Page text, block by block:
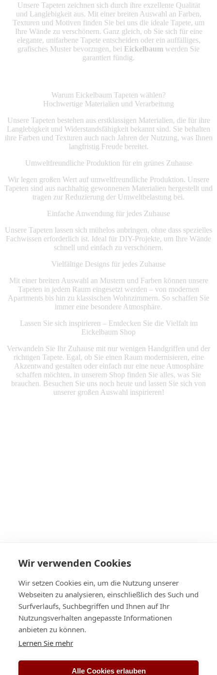
Wir verwenden Cookies
Wir setzen Cookies ein, um die Nutzung unserer
Webseiten zu analysieren, einschließlich des Such und
Surfverlaufs, Suchbegriffen und Ihnen auf Ihr
Nutzungsverhalten angepasste Informationen
anbieten zu können.
Lernen Sie mehr
Alle Cookies erlauben
Unsere Tapeten zeichnen sich durch ihre exzellente Qualität
und Langlebigkeit aus. Mit einer breiten Auswahl an Farben,
Texturen und Motiven finden Sie bei uns die ideale Tapete, um
Ihre Wände zu verschönern. Ganz gleich, ob Sie sich für eine
elegante, unifarbene Tapete entscheiden oder ein auffälliges,
grafisches Muster bevorzugen, bei Eickelbaum werden Sie
garantiert fündig.
Warum Eickelbaum Tapeten wählen?
Hochwertige Materialien und Verarbeitung
Unsere Tapeten bestehen aus erstklassigen Materialien, die für ihre
Langlebigkeit und Widerstandsfähigkeit bekannt sind. Sie behalten
ihre Farben und Texturen auch nach Jahren der Nutzung, was Ihnen
langfristig Freude bereitet.
Umweltfreundliche Produktion für ein grünes Zuhause
Wir legen großen Wert auf umweltfreundliche Produktion. Unsere
Tapeten sind aus nachhaltig gewonnenen Materialien hergestellt und
tragen zur Reduzierung der Umweltbelastung bei.
Einfache Anwendung für jedes Zuhause
Unsere Tapeten lassen sich mühelos anbringen, ohne dass spezielles
Fachwissen erforderlich ist. Ideal für DIY-Projekte, um Ihre Wände
schnell und einfach zu verschönern.
Vielfältige Designs für jedes Zuhause
Mit einer breiten Auswahl an Mustern und Farben können unsere
Tapeten in jedem Raum eingesetzt werden – von modernen
Apartments bis hin zu klassischen Wohnzimmern. So schaffen Sie
immer eine besondere Atmosphäre.
Lassen Sie sich inspirieren – Entdecken Sie die Vielfalt im
Eickelbaum Shop
Verwandeln Sie Ihr Zuhause mit nur wenigen Handgriffen und der
richtigen Tapete. Egal, ob Sie einen Raum modernisieren, eine
Akzentwand gestalten oder einfach nur eine neue Atmosphäre
schaffen möchten, in unserem Shop finden Sie alles, was Sie
brauchen. Besuchen Sie uns noch heute und lassen Sie sich von
unserer großen Auswahl inspirieren!
Öffnungszeiten
9:00 bis 18:00 Uhr